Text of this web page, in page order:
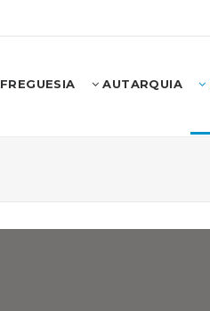
FREGUESIA AUTARQUIA